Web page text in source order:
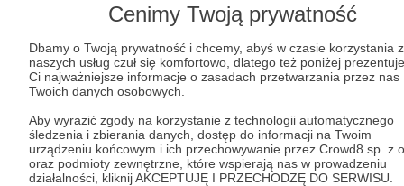
Cenimy Twoją prywatność
Dbamy o Twoją prywatność i chcemy, abyś w czasie korzystania z
naszych usług czuł się komfortowo, dlatego też poniżej
Ci najważniejsze informacje o zasadach przetwarzania przez nas
Twoich danych osobowych.
Aby wyrazić zgody na korzystanie z technologii automatycznego
śledzenia i zbierania danych, dostęp do informacji na Twoim
urządzeniu końcowym i ich przechowywanie przez Crowd8 sp. z
oraz podmioty zewnętrzne, które wspierają nas w prowadzeniu
działalności, kliknij AKCEPTUJĘ I PRZECHODZĘ DO SERWISU.
Czy na pewno chcesz kontynuować?
Tak, przejdź do strony
Pozostań na Patronite